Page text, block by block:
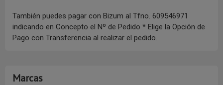
También puedes pagar con Bizum al Tfno. 609546971
indicando en Concepto el Nº de Pedido * Elige la Opción de
Pago con Transferencia al realizar el pedido.
Marcas